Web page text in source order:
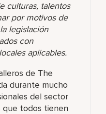
culturas, talentos
por motivos de
legislación
con
aplicables.
de The
durante mucho
del sector
que todos tienen